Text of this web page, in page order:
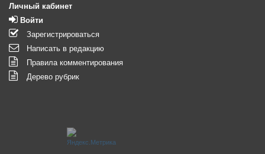
Личный кабинет
Войти
Зарегистрироваться
Написать в редакцию
Правила комментирования
Дерево рубрик